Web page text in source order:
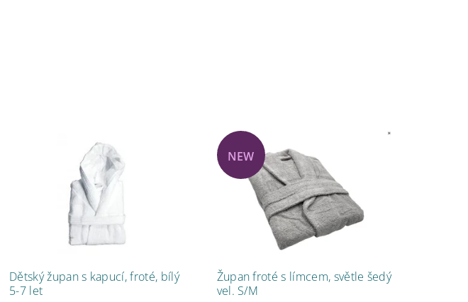
Dětský župan s kapucí, froté, bílý
5-7 let
NEW
Župan froté s límcem, světle šedý
vel. S/M